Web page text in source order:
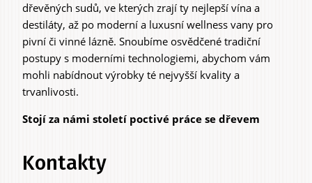
dřevěných sudů, ve kterých zrají ty nejlepší vína a
destiláty, až po moderní a luxusní wellness vany pro
pivní či vinné lázně. Snoubíme osvědčené tradiční
postupy s moderními technologiemi, abychom vám
mohli nabídnout výrobky té nejvyšší kvality a
trvanlivosti.
Stojí za námi století poctivé práce se dřevem
Kontakty